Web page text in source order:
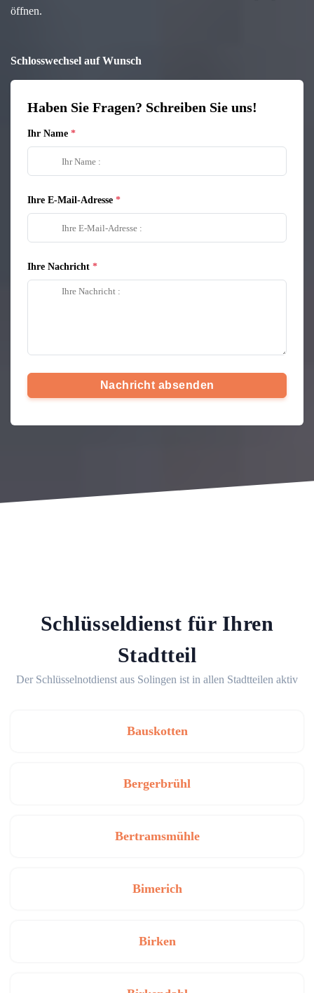
öffnen.
Schlosswechsel auf Wunsch
Haben Sie Fragen? Schreiben Sie uns!
Ihr Name
Ihre E-Mail-Adresse
Ihre Nachricht
Nachricht absenden
Schlüsseldienst für Ihren
Stadtteil
Der Schlüsselnotdienst aus Solingen ist in allen Stadtteilen aktiv
Bauskotten
Bergerbrühl
Bertramsmühle
Bimerich
Birken